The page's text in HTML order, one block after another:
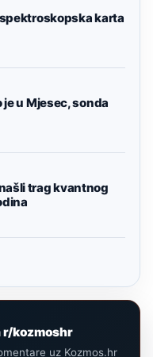
karta
u Mjesec, sonda
trag kvantnog
r/kozmoshr
uz Kozmos.hr